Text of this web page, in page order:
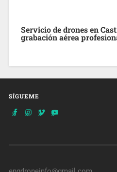
Servicio de drones en
grabación aérea
creativas con un enfoque
Contamos con pilotos
SÍGUEME